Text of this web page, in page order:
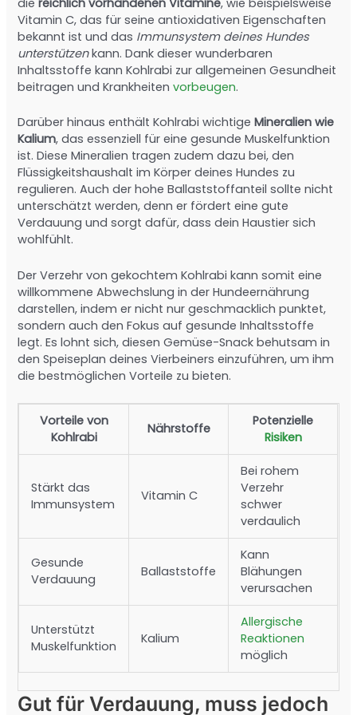
diereichlich vorhandenen Vitamine, wie beispielsweise
Vitamin C, das für seine antioxidativen Eigenschaften
bekannt ist und das Immunsystem deines Hundes
unterstützenkann. Dank dieser wunderbaren
Inhaltsstoffe kann Kohlrabi zur allgemeinen Gesundheit
beitragen und Krankheitenvorbeugen.
Darüber hinaus enthält Kohlrabi wichtigeMineralien wie
Kalium, das essenziell für eine gesunde Muskelfunktion
ist. Diese Mineralien tragen zudem dazu bei, den
Flüssigkeitshaushalt im Körper deines Hundes zu
regulieren. Auch der hohe Ballaststoffanteil sollte nicht
unterschätzt werden, denn er fördert eine gute
Verdauung und sorgt dafür, dass dein Haustier sich
wohlfühlt.
Der Verzehr von gekochtem Kohlrabi kann somit eine
willkommene Abwechslung in der Hundeernährung
darstellen, indem er nicht nur geschmacklich punktet,
sondern auch den Fokus auf gesunde Inhaltsstoffe
legt. Es lohnt sich, diesen Gemüse-Snack behutsam in
den Speiseplan deines Vierbeiners einzuführen, um ihm
die bestmöglichen Vorteile zu bieten.
Vorteile von
Kohlrabi
Nährstoffe
Potenzielle
Risiken
Stärkt das
Immunsystem
Vitamin C
Bei rohem
Verzehr
schwer
verdaulich
Gesunde
Verdauung
Ballaststoffe
Kann
Blähungen
verursachen
Unterstützt
Muskelfunktion
Kalium
Allergische
Reaktionen
möglich
Gut für Verdauung, muss jedoch